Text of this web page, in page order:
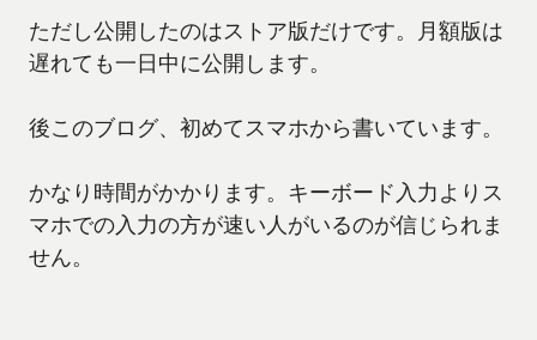
ただし公開したのはストア版だけです。月額版は
遅れても一日中に公開します。
後このブログ、初めてスマホから書いています。
かなり時間がかかります。キーボード入力よりス
マホでの入力の方が速い人がいるのが信じられま
せん。